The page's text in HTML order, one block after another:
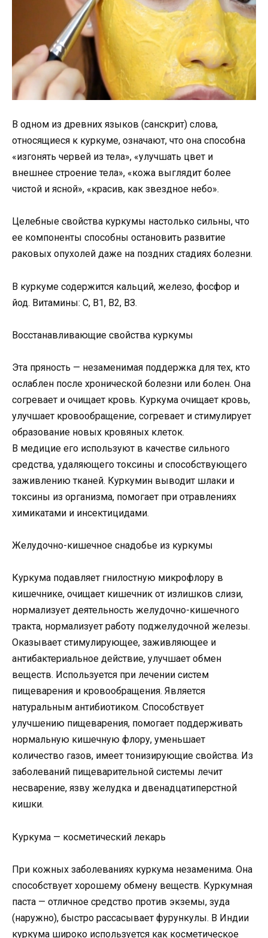
В одном из древних языков (санскрит) слова,
относящиеся к куркуме, означают, что она способна
«изгонять червей из тела», «улучшать цвет и
внешнее строение тела», «кожа выглядит более
чистой и ясной», «красив, как звездное небо».
Целебные свойства куркумы настолько сильны, что
ее компоненты способны остановить развитие
раковых опухолей даже на поздних стадиях болезни.
В куркуме содержится кальций, железо, фосфор и
йод. Витамины: С, В1, В2, ВЗ.
Восстанавливающие свойства куркумы
Эта пряность — незаменимая поддержка для тех, кто
ослаблен после хронической болезни или болен. Она
согревает и очищает кровь. Куркума очищает кровь,
улучшает кровообращение, согревает и стимулирует
образование новых кровяных клеток.
В медицие его используют в качестве сильного
средства, удаляющего токсины и способствующего
заживлению тканей. Куркумин выводит шлаки и
токсины из организма, помогает при отравлениях
химикатами и инсектицидами.
Желудочно-кишечное снадобье из куркумы
Куркума подавляет гнилостную микрофлору в
кишечнике, очищает кишечник от излишков слизи,
нормализует деятельность желудочно-кишечного
тракта, нормализует работу поджелудочной железы.
Оказывает стимулирующее, заживляющее и
антибактериальное действие, улучшает обмен
веществ. Используется при лечении систем
пищеварения и кровообращения. Является
натуральным антибиотиком. Способствует
улучшению пищеварения, помогает поддерживать
нормальную кишечную флору, уменьшает
количество газов, имеет тонизирующие свойства. Из
заболеваний пищеварительной системы лечит
несварение, язву желудка и двенадцатиперстной
кишки.
Куркума — косметический лекарь
При кожных заболеваниях куркума незаменима. Она
способствует хорошему обмену веществ. Куркумная
паста — отличное средство против экземы, зуда
(наружно), быстро рассасывает фурункулы. В Индии
куркума широко используется как косметическое